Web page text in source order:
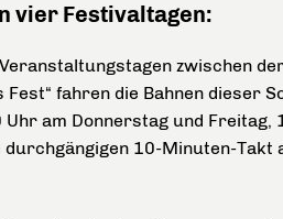
vier Festivaltagen:
zwischen
Fest“ fahren die Bahnen dieser
am Donnerstag und Freitag,
durchgängigen 10-Minuten-Takt